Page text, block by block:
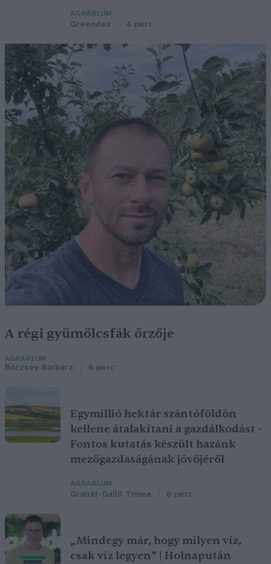
AGRÁRIUM
Greendex 4 perc
A régi gyümölcsfák őrzője
AGRÁRIUM
Börzsey Barbara 6 perc
Egymillió hektár szántóföldön
kellene átalakítani a gazdálkodást –
Fontos kutatás készült hazánk
mezőgazdaságának jövőjéről
AGRÁRIUM
Granát-Galló Tímea 6 perc
„Mindegy már, hogy milyen víz,
csak víz legyen” | Holnapután